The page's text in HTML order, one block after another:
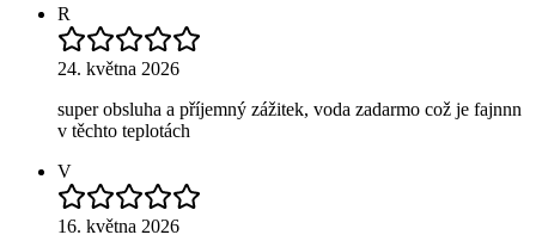
R
24. května 2026
super obsluha a příjemný zážitek, voda zadarmo což je fajnnn
v těchto teplotách
V
16. května 2026